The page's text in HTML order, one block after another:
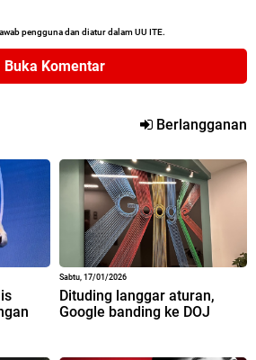
pengguna dan diatur dalam UU ITE.
Buka Komentar
Berlangganan
Sabtu, 17/01/2026
Dituding langgar aturan,
Google banding ke DOJ